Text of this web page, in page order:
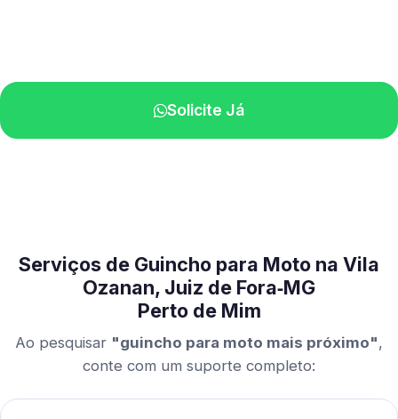
Solicite Já
Serviços de Guincho para Moto na Vila
Ozanan, Juiz de Fora‑MG
Perto de Mim
Ao pesquisar "guincho para moto mais próximo",
conte com um suporte completo: